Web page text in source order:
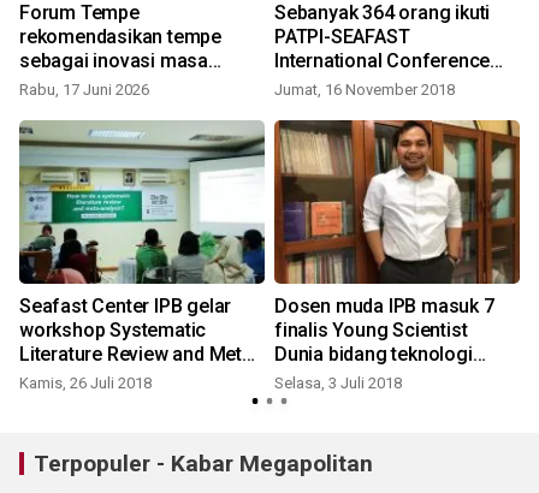
Forum Tempe
rekomendasikan tempe
sebagai inovasi masa
depan
Rabu, 17 Juni 2026
Sebanyak 364 orang ikuti
PATPI-SEAFAST
International Conference
2018
Jumat, 16 November 2018
Seafast Center IPB gelar
workshop Systematic
Literature Review and Meta-
Analysis
Kamis, 26 Juli 2018
Dosen muda IPB masuk 7
finalis Young Scientist
Dunia bidang teknologi
pangan
Selasa, 3 Juli 2018
Terpopuler - Kabar Megapolitan